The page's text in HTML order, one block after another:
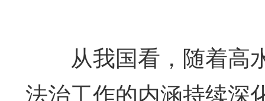
从我国看，随着高
法治工作的内涵持续深